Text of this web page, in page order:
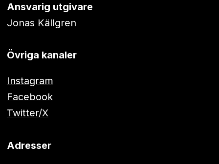
Ansvarig utgivare
Jonas Källgren
Övriga kanaler
Instagram
Facebook
Twitter/X
Adresser